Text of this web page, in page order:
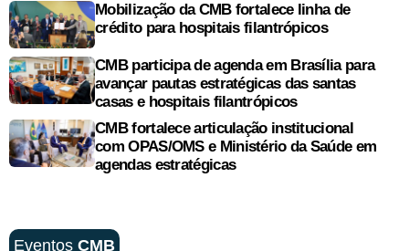
Mobilização da CMB fortalece linha de
crédito para hospitais filantrópicos
CMB participa de agenda em Brasília para
avançar pautas estratégicas das santas
casas e hospitais filantrópicos
CMB fortalece articulação institucional
com OPAS/OMS e Ministério da Saúde em
agendas estratégicas
Eventos CMB